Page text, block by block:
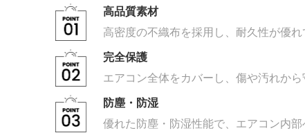
高品質素材
高密度の不織布を採用し、耐久性が優
完全保護
エアコン全体をカバーし、傷や汚れか
防塵・防湿
優れた防塵・防湿性能で、エアコン内